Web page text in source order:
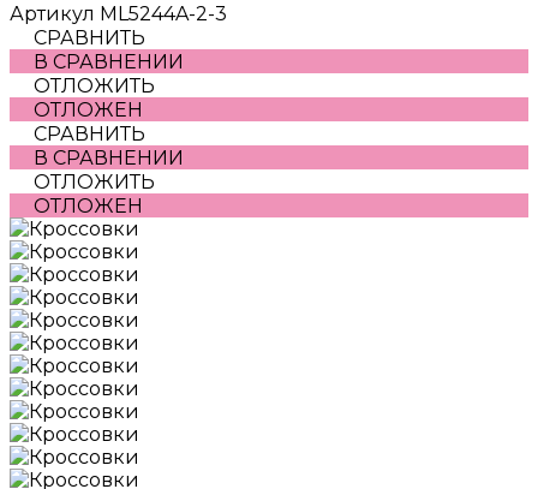
Артикул ML5244A-2-3
СРАВНИТЬ
В СРАВНЕНИИ
ОТЛОЖИТЬ
ОТЛОЖЕН
СРАВНИТЬ
В СРАВНЕНИИ
ОТЛОЖИТЬ
ОТЛОЖЕН